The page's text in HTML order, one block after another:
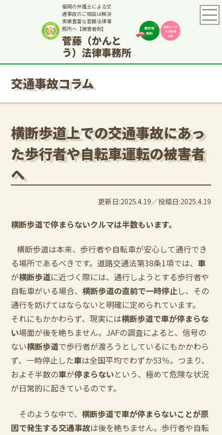
福岡の弁護士による交
通事故のご相談は解決
実績豊富な菅藤法律事
務所へ【被害者側】
菅藤（かんと
う）法律事務所
交通事故コラム
横断歩道上での交通事故にあっ
た歩行者や自転車運転の被害者
へ
更新日:2025.4.19 投稿日:2025.4.19
横断歩道で停まらないクルマは半数もいます。
横断歩道は本来、歩行者や自転車が安心して通行でき
る場所であるべきです。道路交通法第38条1項では、車
が横断歩道に近づく際には、通行しようとする歩行者や
自転車がいる場合、 横断歩道の直前で一時停止し、その
通行を妨げてはならないと明確に定められています。
それにもかかわらず、現実には横断歩道で車が停まらな
い場面が後を絶ちません。JAFの調査によると、信号の
ない横断歩道で歩行者が渡ろうとしているにもかかわら
ず、一時停止した車は全国平均でわずか53％。つまり、
およそ半数の車が停まらないという、極めて危険な状況
が日常的に起きているのです。
そのような中で、 横断歩道で車が停まらないことが原
因で発生する交通事故は後を絶ちません。歩行者や自転